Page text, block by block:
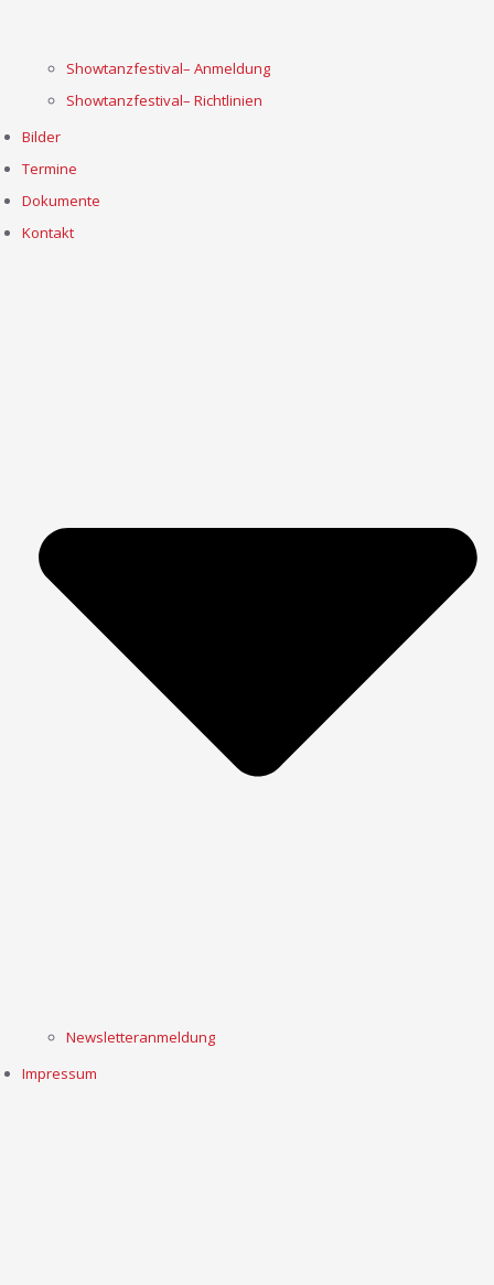
Showtanzfestival– Anmeldung
Showtanzfestival– Richtlinien
Bilder
Termine
Dokumente
Kontakt
Newsletteranmeldung
Impressum